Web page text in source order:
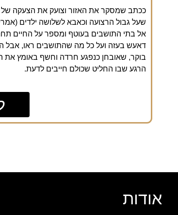
אל בתי התושבים בעוטף ומספר על החיים
דאעש בעזה ועל כל מה שהתושבים ראו, אבל
בוקר, שאובחן כנפגע חרדה וחשף באומץ
הרגע שבו החליט שכולם חייבים לדעת.
אודות